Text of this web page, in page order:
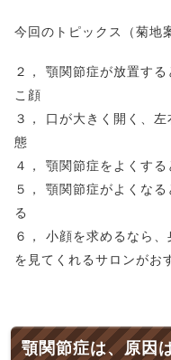
今回のトピックス（菊地
２， 顎関節症が放置す
こ顔
３， 口が大きく開く、
態
４， 顎関節症をよくす
５， 顎関節症がよくな
る
６， 小顔を求めるなら
を見てくれるサロンがお
顎関節症は、原因